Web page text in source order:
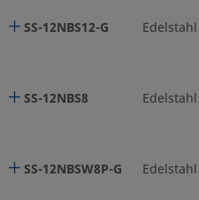
SS-12NBS12-G
SS-12NBS8
SS-12NBSW8P-G